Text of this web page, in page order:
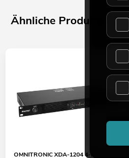
Ähnliche Produkte
OMNITRONIC XDA-1204 4-Kanal